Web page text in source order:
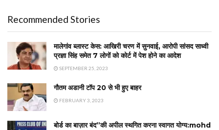
Recommended Stories
मालेगांव ब्लास्ट केस: आखिरी चरण में सुनवाई, आरोपी सांसद साध्वी
प्रज्ञा सिंह समेत 7 लोगों को कोर्ट में पेश होने का आदेश
SEPTEMBER 25, 2023
गौतम अडानी टॉप 20 से भी हुए बाहर
FEBRUARY 3, 2023
बोर्ड का बाज़ार बंद”की अपील स्थगित करना स्वागत योग्य:mohd